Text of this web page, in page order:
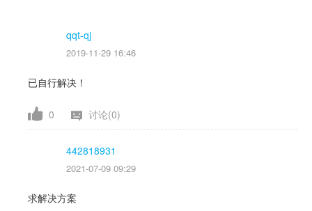
qqt-qj
2019-11-29 16:46
已自行解决！
0 讨论(0)
442818931
2021-07-09 09:29
求解决方案